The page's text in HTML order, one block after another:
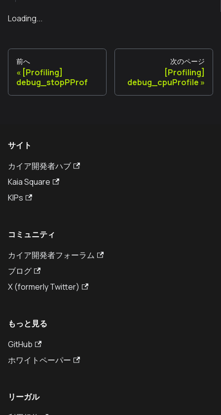
Loading...
前へ
[Profiling]
debug_stopPProf
次のページ
[Profiling]
debug_cpuProfile
サイト
カイア開発者ハブ
Kaia Square
KIPs
コミュニティ
カイア開発者フォーラム
ブログ
X (formerly Twitter)
もっと見る
GitHub
ホワイトペーパー
リーガル